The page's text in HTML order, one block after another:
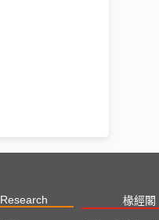
Research 椽經閣